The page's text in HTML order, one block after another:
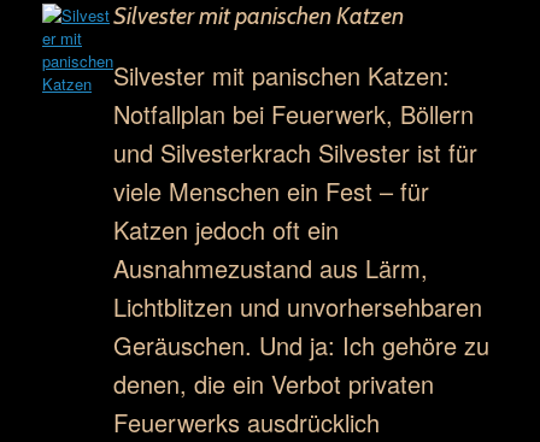
Silvester mit panischen Katzen
Silvester mit panischen Katzen:
Notfallplan bei Feuerwerk, Böllern
und Silvesterkrach Silvester ist für
viele Menschen ein Fest – für
Katzen jedoch oft ein
Ausnahmezustand aus Lärm,
Lichtblitzen und unvorhersehbaren
Geräuschen. Und ja: Ich gehöre zu
denen, die ein Verbot privaten
Feuerwerks ausdrücklich